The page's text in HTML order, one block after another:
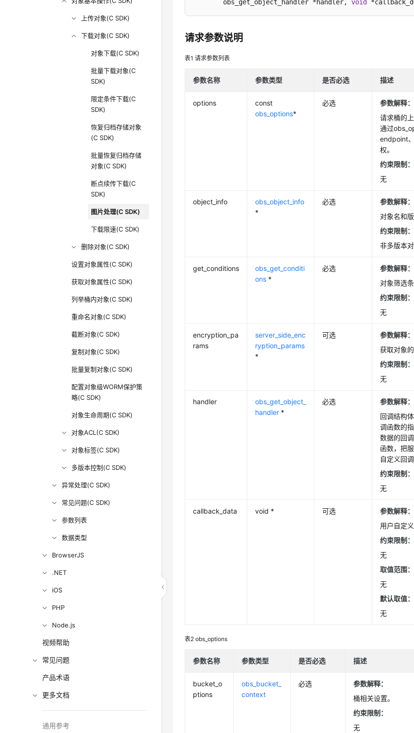
上传对象(C SDK)
下载对象(C SDK)
对象下载(C SDK)
批量下载对象(C
SDK)
限定条件下载(C
SDK)
恢复归档存储对象
(C SDK)
批量恢复归档存储
对象(C SDK)
断点续传下载(C
SDK)
图片处理(C SDK)
下载限速(C SDK)
删除对象(C SDK)
设置对象属性(C SDK)
获取对象属性(C SDK)
列举桶内对象(C SDK)
重命名对象(C SDK)
截断对象(C SDK)
复制对象(C SDK)
批量复制对象(C SDK)
配置对象级WORM保护策
略(C SDK)
对象生命周期(C SDK)
对象ACL(C SDK)
对象标签(C SDK)
多版本控制(C SDK)
异常处理(C SDK)
常见问题(C SDK)
参数列表
数据类型
BrowserJS
.NET
iOS
PHP
Node.js
视频帮助
常见问题
产品术语
更多文档
通用参考
	obs_get_object_handler *handler,
void
请求参数说明
表1请求参数列表
参数名称 参数类型 是否必选 描述
options
const
obs_options*
必选
参数解释：
请求桶的
通过
endpoint
权。
约束限制：
无
object_info
obs_object_info
*
必选
参数解释：
对象名和版
约束限制：
非多版本
get_conditions
obs_get_conditi
ons *
必选
参数解释：
对象筛选
约束限制：
无
encryption_pa
rams
server_side_enc
ryption_params
*
可选
参数解释：
获取对象的
约束限制：
无
handler
obs_get_object_
handler *
必选
参数解释：
回调结构
调函数的
数据的回
函数，把
自定义回
约束限制：
无
callback_data void * 可选
参数解释：
用户自定
约束限制：
无
取值范围：
无
默认取值：
无
表2obs_options
参数名称 参数类型 是否必选 描述
bucket_o
ptions
obs_bucket_
context
必选
参数解释：
桶相关设置。
约束限制：
无